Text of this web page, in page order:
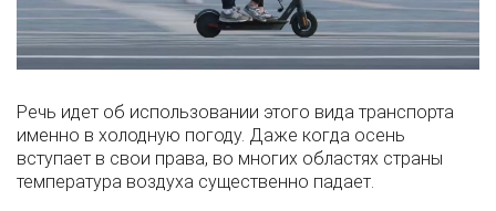
Речь идет об использовании этого вида транспорта
именно в холодную погоду. Даже когда осень
вступает в свои права, во многих областях страны
температура воздуха существенно падает.